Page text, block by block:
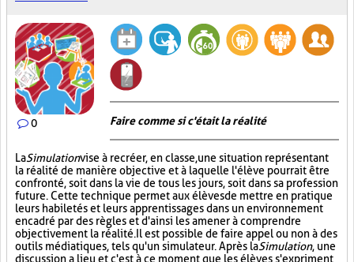
0 Faire comme si c'était la réalité
LaSimulationvise à recréer, en classe, une situation représentant
la réalité de manière objective et à laquelle l'élève pourrait être
confronté, soit dans la vie de tous les jours, soit dans sa profession
future. Cette technique permet aux élèves de mettre en pratique
leurs habiletés et leurs apprentissages dans un environnement
encadré par des règles et d'ainsi les amener à comprendre
objectivement la réalité. Il est possible de faire appel ou non à des
outils médiatiques, tels qu'un simulateur. Après laSimulation, une
discussion a lieu et c'est à ce moment que les élèves s'expriment